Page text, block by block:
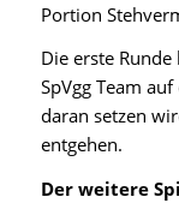
Portion
Die erste
SpVgg Team
daran setzen
entgehen.
Der weitere